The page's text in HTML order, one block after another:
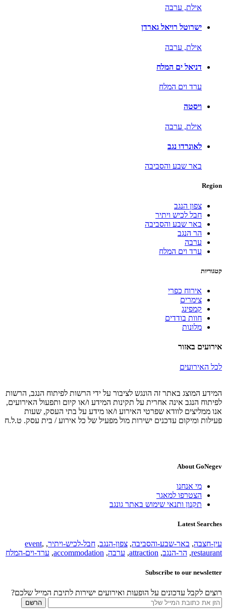
אילת, ערבה
ישרוטל רויאל גארדן
אילת, ערבה
דניאל ים המלח
ערד וים המלח
ויסטה
אילת, ערבה
לאונרדו נגב
באר שבע והסביבה
Region
צפון הנגב
חבל לכיש ויתיר
באר שבע והסביבה
הר הנגב
ערבה
ערד וים המלח
קטגוריות
אירוח כפרי
צימרים
קמפינג
חוות בודדים
מלונות
אירועים באזור
לכל האירועים
המידע המוצג באתר זה הונגש לציבור על ידי הרשות לפיתוח הנגב, הרשות
לפיתוח הנגב אינה אחרית על תקינות המידע ו/או קיום ותפעול האירועים,
אנו ממליצים לוודא שפרטי האירוע ו/או מידע על בתי העסק, שעות
פעילות ומיקום עדכנים ישירות מול מפעיל של כל אירוע / בית עסק. ט.ל.ח
About GoNegev
מי אנחנו
הצטרפו למאגר
תקנון ותנאי שימוש באתר גונגב
Latest Searches
עין-חצבה, באר-שבע-והסביבה, צפון-הנגב, חבל-לכיש-ויתיר,
event,
restaurant
, הר-הנגב,
attraction
, ערבה,
accommodation
, ערד-וים-המלח
Subscribe to our newsletter
רוצים לקבל עדכונים על הופעות ואירועים ישירות לתיבת המייל שלכם?